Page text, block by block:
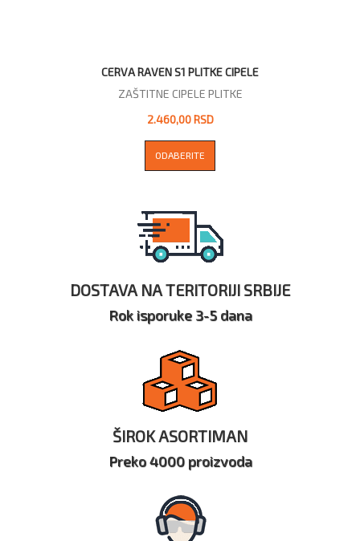
CERVA RAVEN S1 PLITKE CIPELE
ZAŠTITNE CIPELE PLITKE
2.460,00 RSD
ODABERITE
DOSTAVA NA TERITORIJI SRBIJE
Rok isporuke 3-5 dana
ŠIROK ASORTIMAN
Preko 4000 proizvoda